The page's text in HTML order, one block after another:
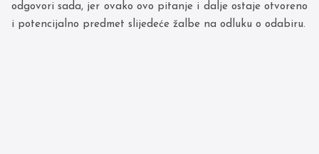
odgovori sada, jer ovako ovo pitanje i dalje ostaje otvoreno
i potencijalno predmet slijedeće žalbe na odluku o odabiru.